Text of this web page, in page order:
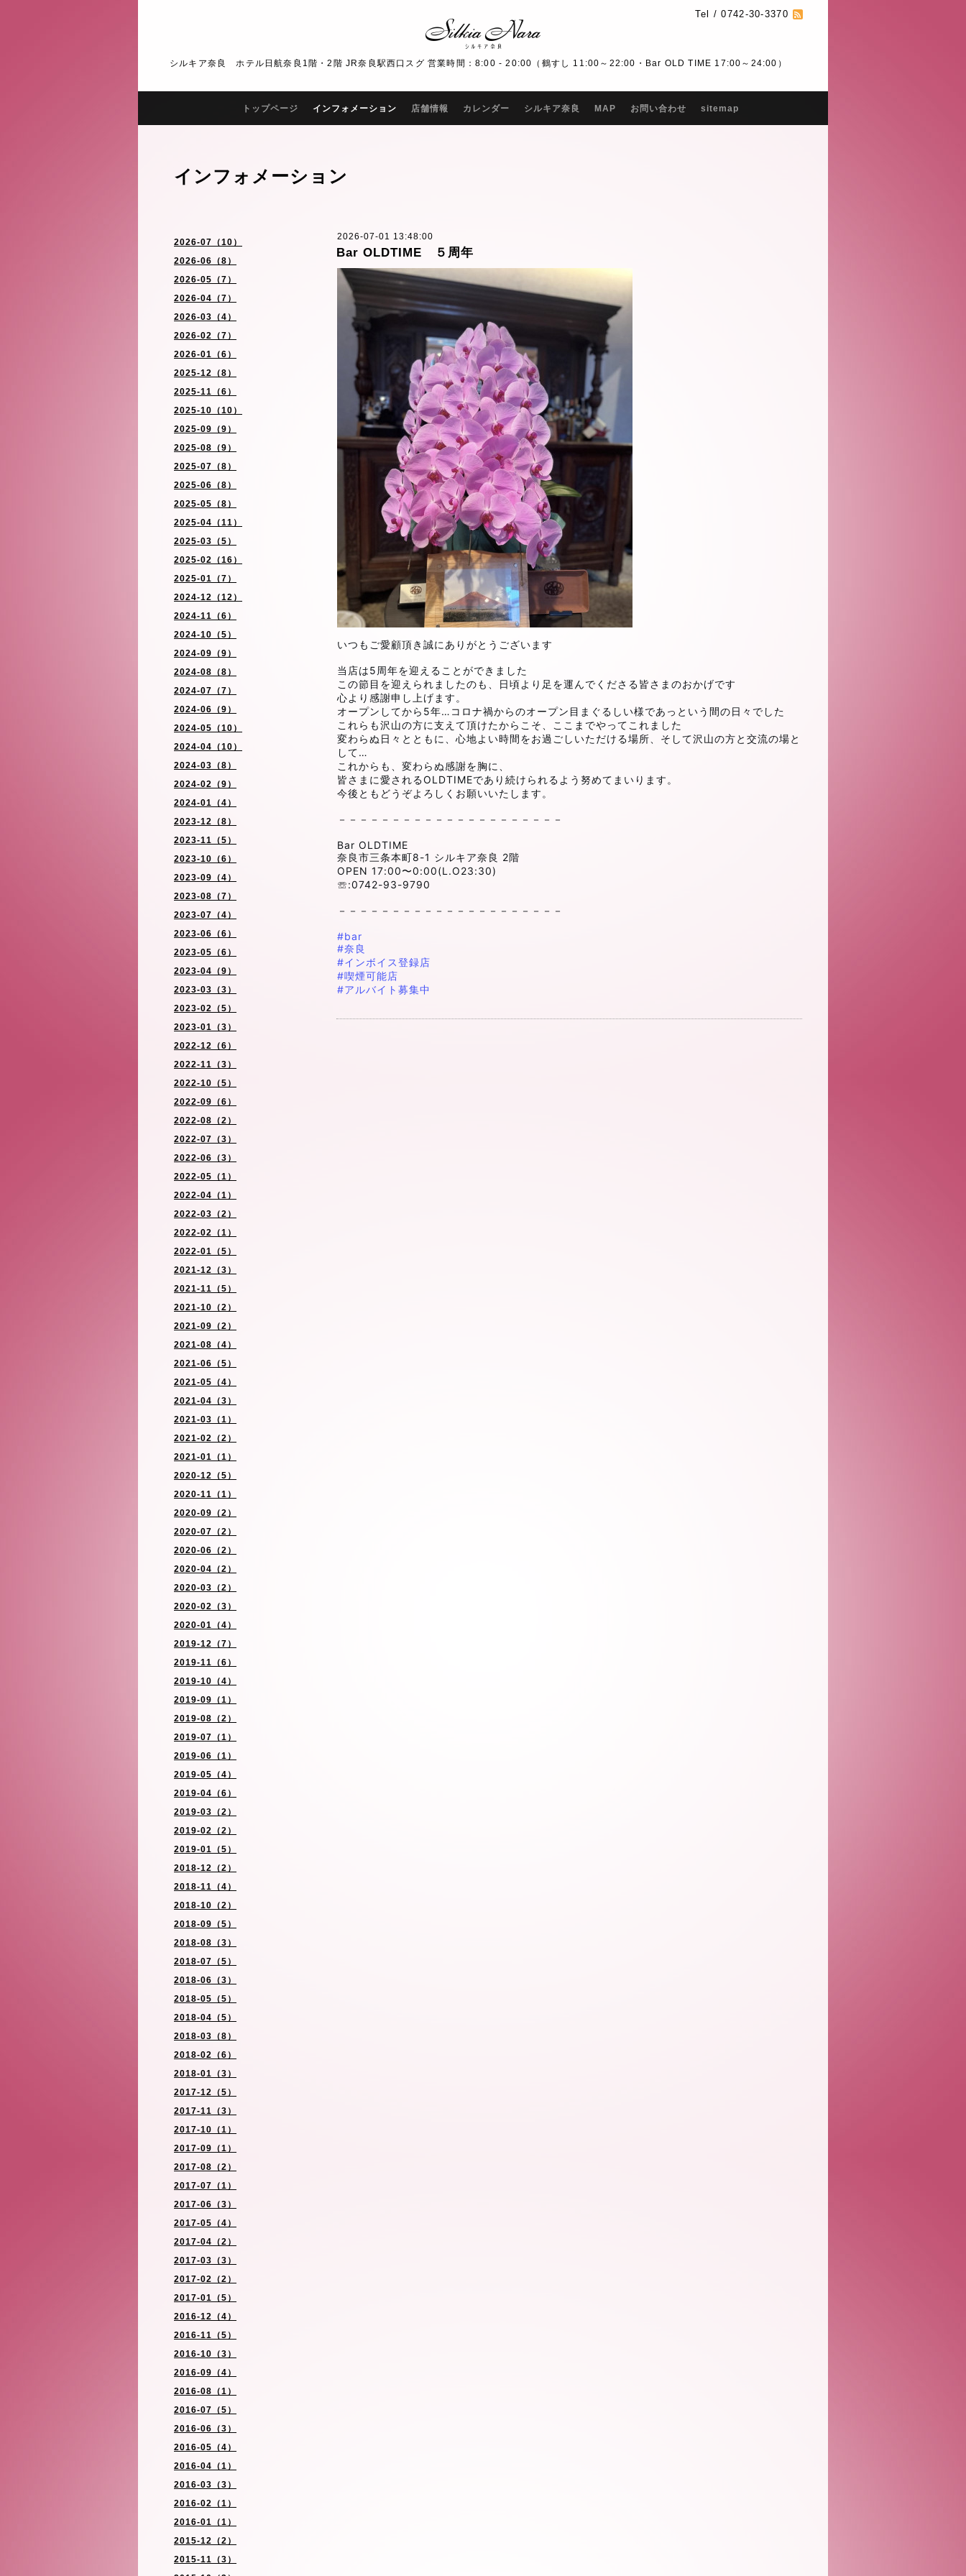
Tel / 0742-30-3370
シルキア奈良 ホテル日航奈良1階・2階 JR奈良駅西口スグ 営業時間：8:00 - 20:00（鶴すし 11:00～22:00・Bar OLD TIME 17:00～24:00）
トップページ インフォメーション 店舗情報 カレンダー シルキア奈良 MAP お問い合わせ sitemap
2026-07（10）
2026-06（8）
2026-05（7）
2026-04（7）
2026-03（4）
2026-02（7）
2026-01（6）
2025-12（8）
2025-11（6）
2025-10（10）
2025-09（9）
2025-08（9）
2025-07（8）
2025-06（8）
2025-05（8）
2025-04（11）
2025-03（5）
2025-02（16）
2025-01（7）
2024-12（12）
2024-11（6）
2024-10（5）
2024-09（9）
2024-08（8）
2024-07（7）
2024-06（9）
2024-05（10）
2024-04（10）
2024-03（8）
2024-02（9）
2024-01（4）
2023-12（8）
2023-11（5）
2023-10（6）
2023-09（4）
2023-08（7）
2023-07（4）
2023-06（6）
2023-05（6）
2023-04（9）
2023-03（3）
2023-02（5）
2023-01（3）
2022-12（6）
2022-11（3）
2022-10（5）
2022-09（6）
2022-08（2）
2022-07（3）
2022-06（3）
2022-05（1）
2022-04（1）
2022-03（2）
2022-02（1）
2022-01（5）
2021-12（3）
2021-11（5）
2021-10（2）
2021-09（2）
2021-08（4）
2021-06（5）
2021-05（4）
2021-04（3）
2021-03（1）
2021-02（2）
2021-01（1）
2020-12（5）
2020-11（1）
2020-09（2）
2020-07（2）
2020-06（2）
2020-04（2）
2020-03（2）
2020-02（3）
2020-01（4）
2019-12（7）
2019-11（6）
2019-10（4）
2019-09（1）
2019-08（2）
2019-07（1）
2019-06（1）
2019-05（4）
2019-04（6）
2019-03（2）
2019-02（2）
2019-01（5）
2018-12（2）
2018-11（4）
2018-10（2）
2018-09（5）
2018-08（3）
2018-07（5）
2018-06（3）
2018-05（5）
2018-04（5）
2018-03（8）
2018-02（6）
2018-01（3）
2017-12（5）
2017-11（3）
2017-10（1）
2017-09（1）
2017-08（2）
2017-07（1）
2017-06（3）
2017-05（4）
2017-04（2）
2017-03（3）
2017-02（2）
2017-01（5）
2016-12（4）
2016-11（5）
2016-10（3）
2016-09（4）
2016-08（1）
2016-07（5）
2016-06（3）
2016-05（4）
2016-04（1）
2016-03（3）
2016-02（1）
2016-01（1）
2015-12（2）
2015-11（3）
インフォメーション
2026-07-01 13:48:00
Bar OLDTIME ５周年
いつもご愛顧頂き誠にありがとうございます
当店は5周年を迎えることができました
この節目を迎えられましたのも、日頃より足を運んでくださる皆さまのおかげです
心より感謝申し上げます。
オープンしてから5年…コロナ禍からのオープン目まぐるしい様であっという間の日々でした
これらも沢山の方に支えて頂けたからこそ、ここまでやってこれました
変わらぬ日々とともに、心地よい時間をお過ごしいただける場所、そして沢山の方と交流の場と
して…
これからも、変わらぬ感謝を胸に、
皆さまに愛されるOLDTIMEであり続けられるよう努めてまいります。
今後ともどうぞよろしくお願いいたします。
－－－－－－－－－－－－－－－－－－－－－
Bar OLDTIME
奈良市三条本町8-1 シルキア奈良 2階
OPEN 17:00〜0:00(L.O23:30)
☏:0742-93-9790⁡
－－－－－－－－－－－－－－－－－－－－－⁡
#bar
#奈良
#インボイス登録店
#喫煙可能店
#アルバイト募集中